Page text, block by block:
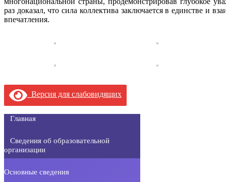
раз доказал, что сила коллектива заключается в единстве и
впечатления.
Версия для слабовидящих
Главная
Сведения об образовательной
организации
Основные сведения